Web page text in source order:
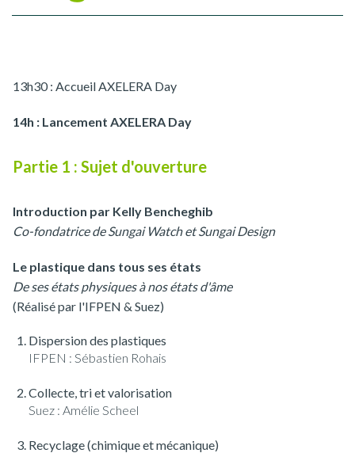
13h30 : Accueil AXELERA Day
14h : Lancement AXELERA Day
Partie 1 : Sujet d'ouverture
Introduction par Kelly Bencheghib
Co-fondatrice de Sungai Watch et Sungai Design
Le plastique dans tous ses états
De ses états physiques à nos états d'âme
(Réalisé par l'IFPEN & Suez)
Dispersion des plastiques
IFPEN : Sébastien Rohais
Collecte, tri et valorisation
Suez : Amélie Scheel
Recyclage (chimique et mécanique)